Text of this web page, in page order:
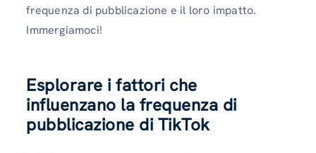
frequenza di pubblicazione e il loro impatto.
Immergiamoci!
Esplorare i fattori che
influenzano la frequenza di
pubblicazione di TikTok